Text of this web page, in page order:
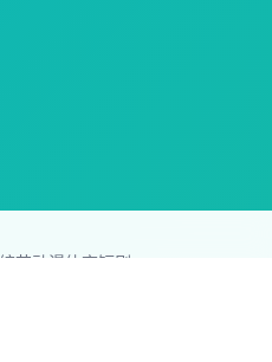
综艺动漫体育短剧